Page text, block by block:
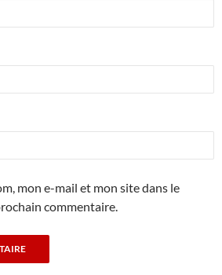
mon e-mail et mon site dans le
commentaire.